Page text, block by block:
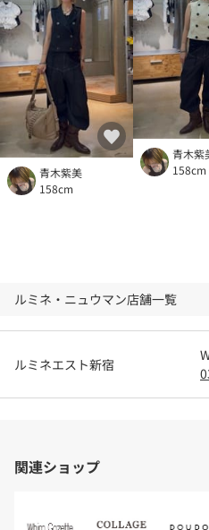
青木紫美
158cm
青木紫
158cm
ルミネ・ニュウマン店舗一覧
ルミネエスト新宿
関連ショップ